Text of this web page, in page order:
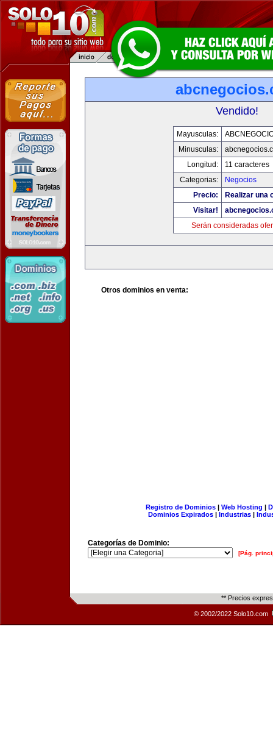
Vendido!
Mayusculas:
Minusculas:
Longitud:
11 caracteres
Categorias:
Negocios
Precio:
Realizar una
Visitar!
Serán consideradas
Otros dominios en venta:
Registro de Dominios| Web Hosting |
Dominios Expirados | Industrias |
Categorías de Dominio:
[Pág.
** Precios
© 2002/2022 Solo10.com